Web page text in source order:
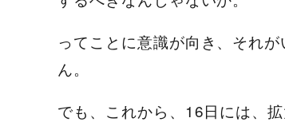
ってことに意識が向き、それ
ん。
でも、これから、16日には、